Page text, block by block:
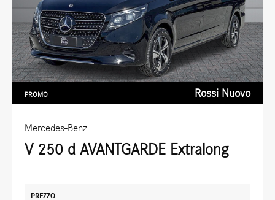
Mercedes-Benz
V 250 d AVANTGARDE Extralong
PROMO Rossi Nuovo
PREZZO